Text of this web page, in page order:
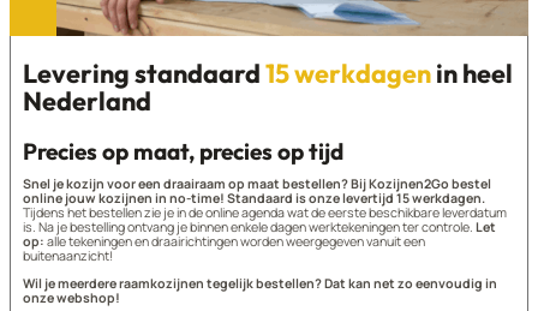
Levering standaard15 werkdagenin heel
Nederland
Precies op maat, precies op tijd
Snel je kozijn voor een draairaam op maat bestellen? Bij Kozijnen2Go bestel
online jouw kozijnen in no-time! Standaard is onze levertijd 15 werkdagen.
Tijdens het bestellen zie je in de online agenda wat de eerste beschikbare leverdatum
is. Na je bestelling ontvang je binnen enkele dagen werktekeningen ter controle. Let
op: alle tekeningen en draairichtingen worden weergegeven vanuit een
buitenaanzicht!
Wil je meerdere raamkozijnen tegelijk bestellen? Dat kan net zo eenvoudig in
onze webshop!